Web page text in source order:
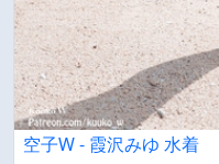
空子W - 霞沢みゆ 水着